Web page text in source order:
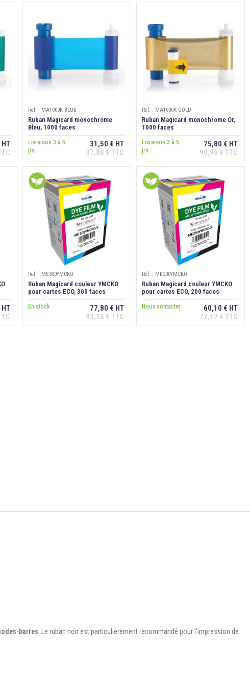
Ref. : MA1000K-BLUE
Ruban Magicard monochrome
Bleu, 1000 faces
Livraison 3 à 5
jrs
31,50 € HT
37,80 € TTC
Ref. : MA1000K-GOLD
Ruban Magicard monochrome Or,
1000 faces
Livraison 3 à 5
jrs
75,80 € HT
90,96 € TTC
Ref. : ME300YMCKO
Ruban Magicard couleur YMCKO
pour cartes ECO, 300 faces
En stock
77,80 € HT
93,36 € TTC
Ref. : ME200YMCKO
Ruban Magicard couleur YMCKO
pour cartes ECO, 200 faces
Nous contacter
60,10 € HT
72,12 € TTC
barres . Le ruban noir est particulièrement recommandé pour l'impression de